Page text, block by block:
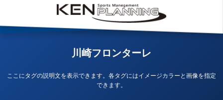
川崎フロンターレ
ここにタグの説明文を表示できます。各タグにはイメージカラーと画像を指定
できます。